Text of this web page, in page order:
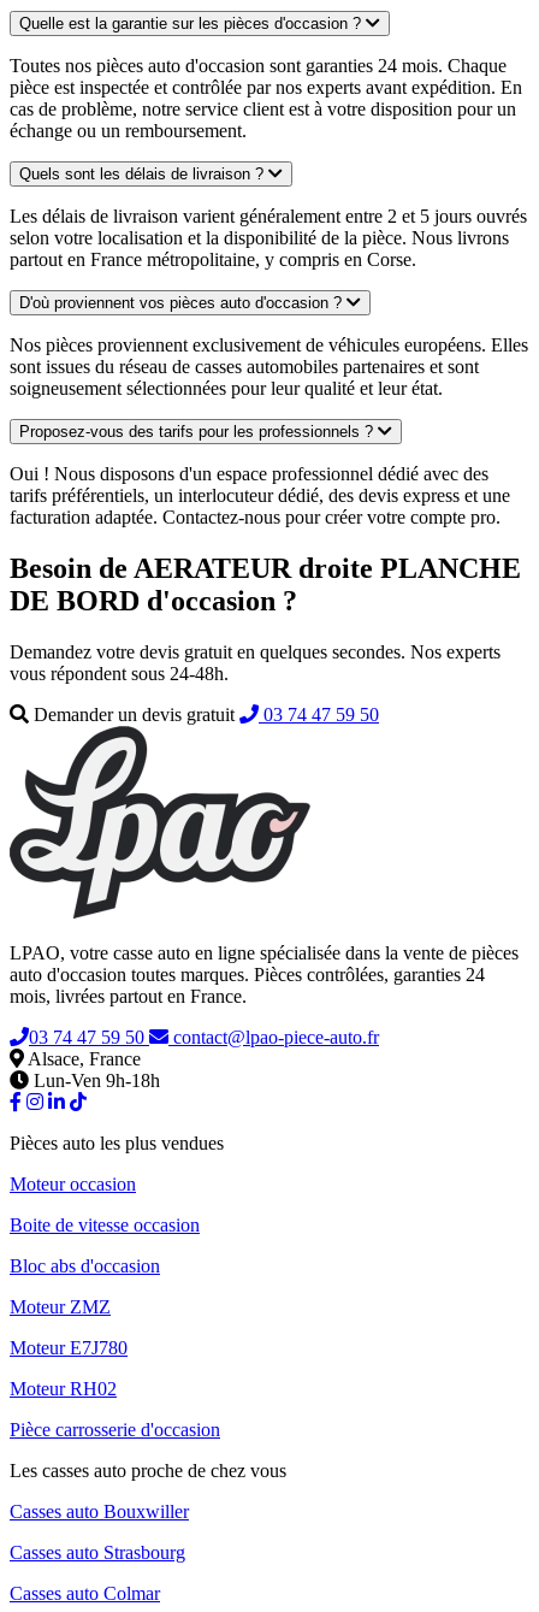
Quelle est la garantie sur les pièces d'occasion ?
Toutes nos pièces auto d'occasion sont garanties 24 mois. Chaque
pièce est inspectée et contrôlée par nos experts avant expédition. En
cas de problème, notre service client est à votre disposition pour un
échange ou un remboursement.
Quels sont les délais de livraison ?
Les délais de livraison varient généralement entre 2 et 5 jours ouvrés
selon votre localisation et la disponibilité de la pièce. Nous livrons
partout en France métropolitaine, y compris en Corse.
D'où proviennent vos pièces auto d'occasion ?
Nos pièces proviennent exclusivement de véhicules européens. Elles
sont issues du réseau de casses automobiles partenaires et sont
soigneusement sélectionnées pour leur qualité et leur état.
Proposez-vous des tarifs pour les professionnels ?
Oui ! Nous disposons d'un espace professionnel dédié avec des
tarifs préférentiels, un interlocuteur dédié, des devis express et une
facturation adaptée. Contactez-nous pour créer votre compte pro.
Besoin de AERATEUR droite PLANCHE
DE BORD d'occasion ?
Demandez votre devis gratuit en quelques secondes. Nos experts
vous répondent sous 24-48h.
Demander un devis gratuit
03 74 47 59 50
LPAO, votre casse auto en ligne spécialisée dans la vente de pièces
auto d'occasion toutes marques. Pièces contrôlées, garanties 24
mois, livrées partout en France.
03 74 47 59 50
contact@lpao-piece-auto.fr
Alsace, France
Lun-Ven 9h-18h
Pièces auto les plus vendues
Moteur occasion
Boite de vitesse occasion
Bloc abs d'occasion
Moteur ZMZ
Moteur E7J780
Moteur RH02
Pièce carrosserie d'occasion
Les casses auto proche de chez vous
Casses auto Bouxwiller
Casses auto Strasbourg
Casses auto Colmar